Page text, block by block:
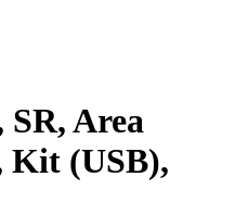
SR, Area
Kit (USB),